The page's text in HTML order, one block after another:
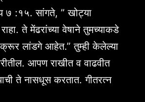
७ :१५. सांगते, ” खोट्या
ते मेंढरांच्या वेषाने तुमच्याकडे
लांडगे आहेत.” तुम्ही केलेल्या
आपण राखीत व वाढवीत
ते नासधूस करतात. गीतरत्न